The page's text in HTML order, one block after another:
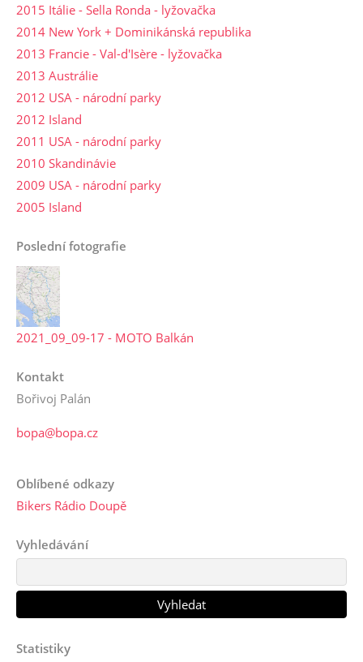
2015 Itálie - Sella Ronda - lyžovačka
2014 New York + Dominikánská republika
2013 Francie - Val-d'Isère - lyžovačka
2013 Austrálie
2012 USA - národní parky
2012 Island
2011 USA - národní parky
2010 Skandinávie
2009 USA - národní parky
2005 Island
Poslední fotografie
2021_09_09-17 - MOTO Balkán
Kontakt
Bořivoj Palán
bopa@bopa.cz
Oblíbené odkazy
Bikers Rádio Doupě
Vyhledávání
Statistiky